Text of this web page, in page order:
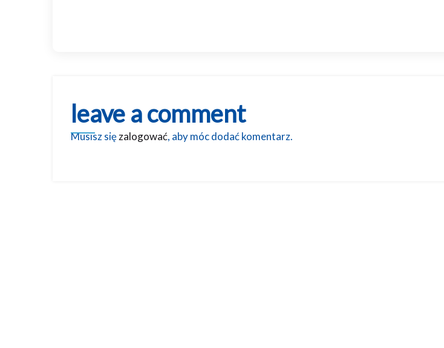
leave a comment
Musisz sięzalogować, aby móc dodać komentarz.